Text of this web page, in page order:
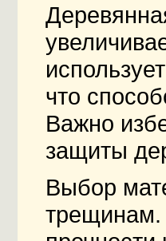
что
Важно
защиты
Выбор
трещинам.